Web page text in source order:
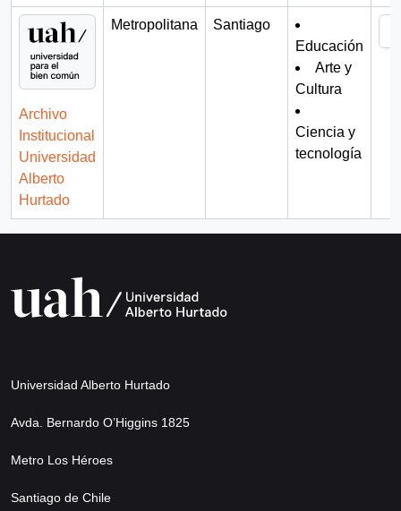
Archivo
Institucional
Universidad
Alberto
Hurtado
Metropolitana
Santiago
Educación
Arte y
Cultura
Ciencia y
tecnología
Universidad Alberto Hurtado
Avda. Bernardo O’Higgins 1825
Metro Los Héroes
Santiago de Chile